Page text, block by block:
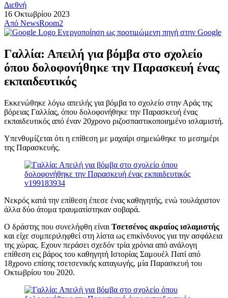
Διεθνή
16 Οκτωβρίου 2023
Από NewsRoom2
Ενεργοποίηση ως προτιμώμενη πηγή στην Google
Γαλλία: Απειλή για βόμβα στο σχολείο
όπου δολοφονήθηκε την Παρασκευή ένας
εκπαιδευτικός
Εκκενώθηκε λόγω απειλής για βόμβα το σχολείο στην Αράς της
βόρειας Γαλλίας, όπου δολοφονήθηκε την Παρασκευή ένας
εκπαιδευτικός από έναν 20χρονο ριζοσπαστικοποιημένο ισλαμιστή.
Υπενθυμίζεται ότι η επίθεση με μαχαίρι σημειώθηκε το μεσημέρι
της Παρασκευής.
Νεκρός κατά την επίθεση έπεσε ένας καθηγητής, ενώ τουλάχιστον
άλλα δύο άτομα τραυματίστηκαν σοβαρά.
Ο δράστης που συνελήφθη είναι Τσετσένος ακραίος ισλαμιστής
και είχε συμπεριληφθεί στη λίστα ως επικίνδυνος για την ασφάλεια
της χώρας. Εχουν περάσει σχεδόν τρία χρόνια από ανάλογη
επίθεση εις βάρος του καθηγητή Ιστορίας Σαμουέλ Πατί από
18χρονο επίσης τσετσενικής καταγωγής, μία Παρασκευή του
Οκτωβρίου του 2020.